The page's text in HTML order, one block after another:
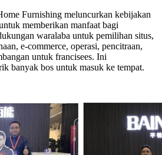
Furnishing meluncurkan kebijakan
memberikan manfaat bagi
waralaba untuk pemilihan situs,
e-commerce, operasi, pencitraan,
untuk francisees. Ini
banyak bos untuk masuk ke tempat.